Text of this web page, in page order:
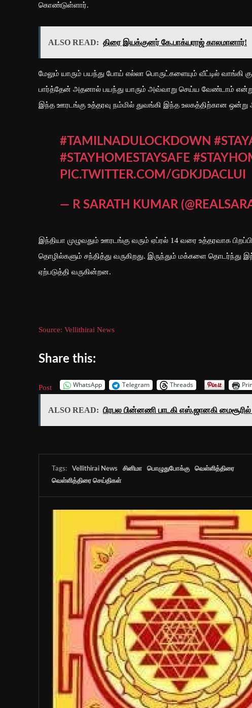
கொண்டுள்ளார்.
ALSO READ: திரை இயக்குனர் கே.பாக்யராஜ் காலமானார்!
மேலும் யாரும் பயந்து போய் எல்லா பொருட்களையும் வீட்டில்
பார்த்தேன் அதனால் பயந்து யாரும் அவ்வாறு செய்ய வேண்டாம்
இந்த ஊரடங்கு உத்தரவு நம்மில் துவங்கி இந்த உலகத்திற்கான ஒன்று
#TAMILNADULOCKDOWN
#STAYHOMESTAYSAFE
PIC.TWITTER.COM/GDKJDACLUI
— R SARATH KUMAR
இந்தியா முழுவதும் ஊரடங்கு வரும் ஏப்ரல் 14 வரை உத்தரவாக
தொழில்களும் சந்தித்து வருகிறது. இருந்தும் மக்களை தொடர்ந்து
ஏற்படுத்தி வருகின்றன.
Source: Vellithirai News
Share this:
Post WhatsApp Telegram Threads
ALSO READ: பிரபல பின்னணி பாடகி எஸ்.ஜானகி
Tags: Vellithirai News சினிமா பொழுதுபோக்கு
வெள்ளித்திரை
வெள்ளித்திரை செய்திகள்